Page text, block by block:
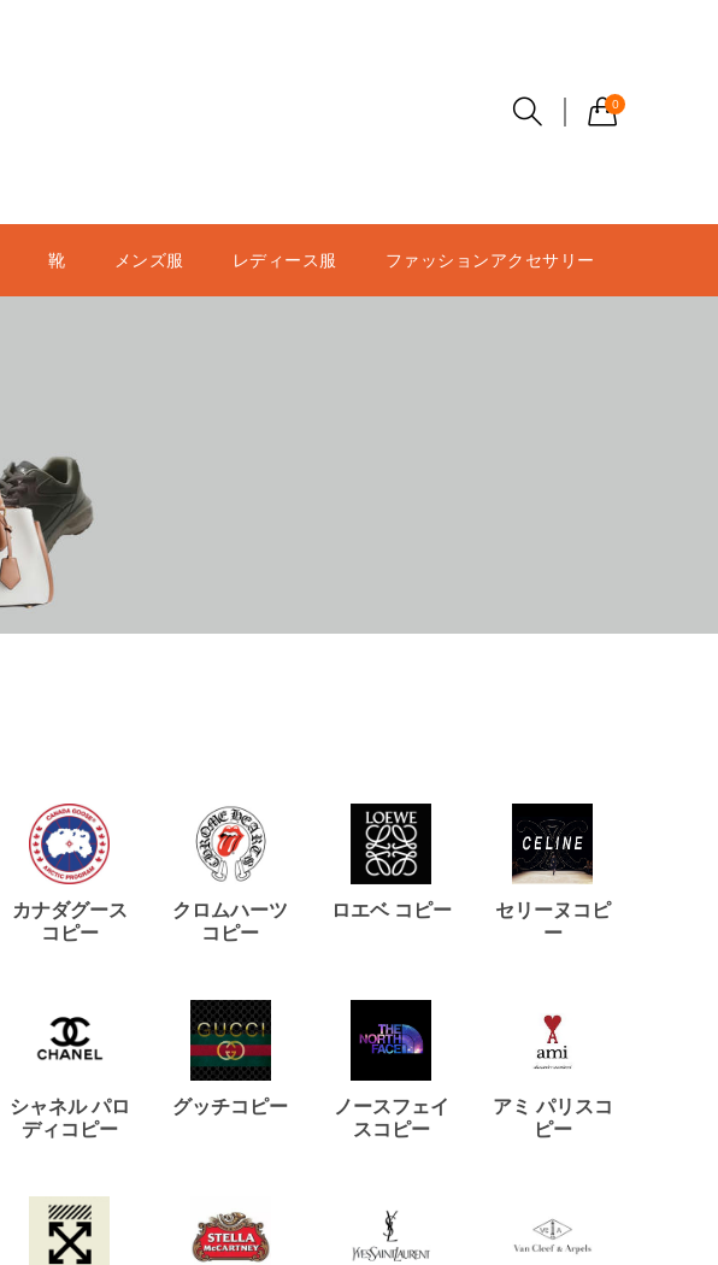
0
靴 メンズ服 レディース服 ファッションアクセサリー
カナダグース
コピー
クロムハーツ
コピー
ロエベ コピー
セリーヌコピ
ー
シャネル パロ
ディコピー
グッチコピー
ノースフェイ
スコピー
アミ パリスコ
ピー